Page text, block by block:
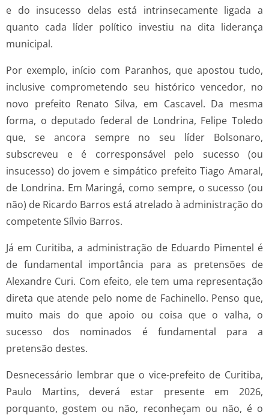
e do insucesso delas está intrinsecamente ligada a
quanto cada líder político investiu na dita liderança
municipal.
Por exemplo, início com Paranhos, que apostou tudo,
inclusive comprometendo seu histórico vencedor, no
novo prefeito Renato Silva, em Cascavel. Da mesma
forma, o deputado federal de Londrina, Felipe Toledo
que, se ancora sempre no seu líder Bolsonaro,
subscreveu e é corresponsável pelo sucesso (ou
insucesso) do jovem e simpático prefeito Tiago Amaral,
de Londrina. Em Maringá, como sempre, o sucesso (ou
não) de Ricardo Barros está atrelado à administração do
competente Sílvio Barros.
Já em Curitiba, a administração de Eduardo Pimentel é
de fundamental importância para as pretensões de
Alexandre Curi. Com efeito, ele tem uma representação
direta que atende pelo nome de Fachinello. Penso que,
muito mais do que apoio ou coisa que o valha, o
sucesso dos nominados é fundamental para a
pretensão destes.
Desnecessário lembrar que o vice-prefeito de Curitiba,
Paulo Martins, deverá estar presente em 2026,
porquanto, gostem ou não, reconheçam ou não, é o